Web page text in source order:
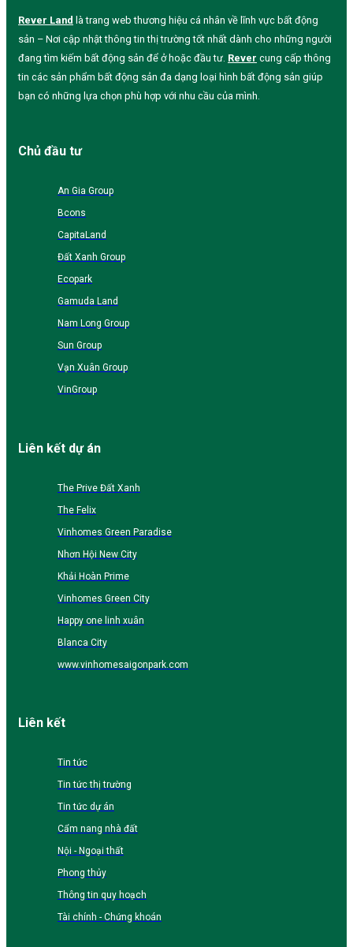
Rever Land là trang web thương hiệu cá nhân về lĩnh vực bất động
sản – Nơi cập nhật thông tin thị trường tốt nhất dành cho những người
đang tìm kiếm bất động sản để ở hoặc đầu tư. Rever cung cấp thông
tin các sản phẩm bất động sản đa dạng loại hình bất động sản giúp
bạn có những lựa chọn phù hợp với nhu cầu của mình.
Chủ đầu tư
An Gia Group
Bcons
CapitaLand
Đất Xanh Group
Ecopark
Gamuda Land
Nam Long Group
Sun Group
Vạn Xuân Group
VinGroup
Liên kết dự án
The Prive Đất Xanh
The Felix
Vinhomes Green Paradise
Nhơn Hội New City
Khải Hoàn Prime
Vinhomes Green City
Happy one linh xuân
Blanca City
www.vinhomesaigonpark.com
Liên kết
Tin tức
Tin tức thị trường
Tin tức dự án
Cẩm nang nhà đất
Nội - Ngoại thất
Phong thủy
Thông tin quy hoạch
Tài chính - Chứng khoán